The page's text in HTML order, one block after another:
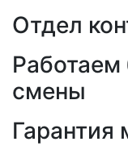
Отдел
смены
Гарантия